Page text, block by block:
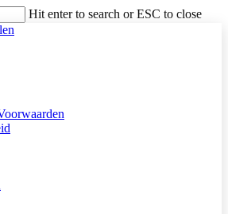
Hit enter to search or ESC to close